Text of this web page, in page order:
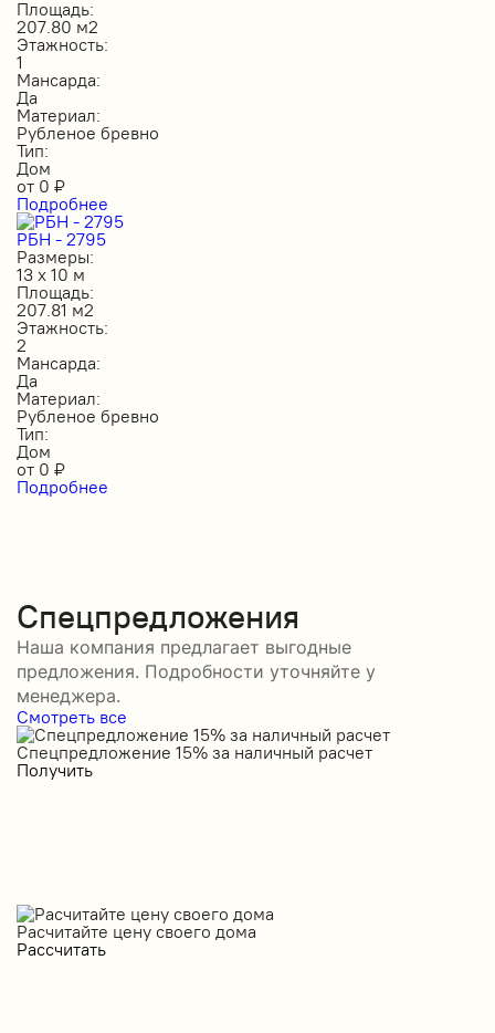
Площадь:
207.80 м2
Этажность:
1
Мансарда:
Да
Материал:
Рубленое бревно
Тип:
Дом
от 0 ₽
Подробнее
РБН - 2795
Размеры:
13 х 10 м
Площадь:
207.81 м2
Этажность:
2
Мансарда:
Да
Материал:
Рубленое бревно
Тип:
Дом
от 0 ₽
Подробнее
Спецпредложения
Наша компания предлагает выгодные
предложения. Подробности уточняйте у
менеджера.
Смотреть все
Спецпредложение 15% за наличный расчет
Получить
Расчитайте цену своего дома
Рассчитать